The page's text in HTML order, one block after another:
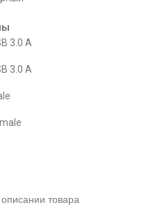
3.0 A
3.0 A
товара